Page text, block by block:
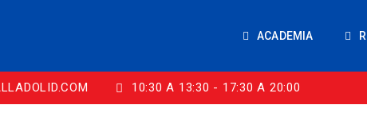
ACADEMIA
10:30 A 13:30 - 17:30 A 20:00